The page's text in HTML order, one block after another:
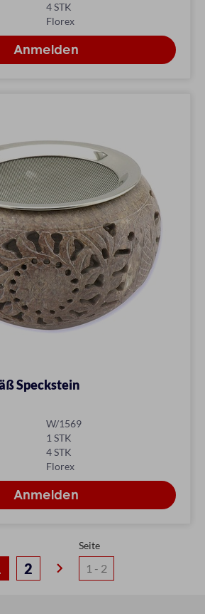
4 STK
Florex
Speckstein
W/1569
1 STK
4 STK
Florex
2 keyboard_arrow_right
Seite